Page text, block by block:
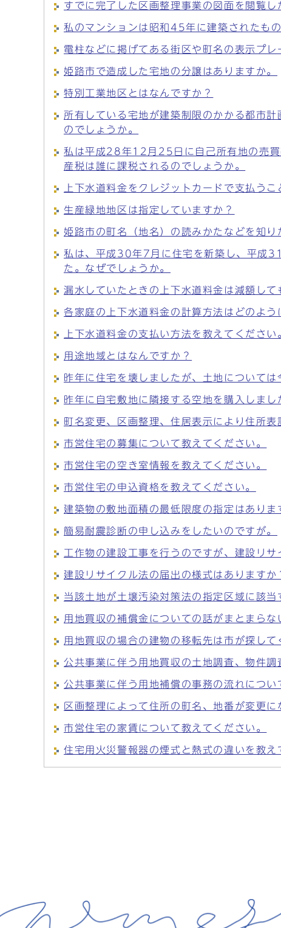
すでに完了した区画整理事業の図面を閲覧し
私のマンションは昭和45年に建築されたも
電柱などに掲げてある街区や町名の表示プ
姫路市で造成した宅地の分譲はありますか。
特別工業地区とはなんですか？
所有している宅地が建築制限のかかる都市
のでしょうか。
私は平成28年12月25日に自己所有地の売
産税は誰に課税されるのでしょうか。
上下水道料金をクレジットカードで支払うこ
生産緑地地区は指定していますか？
姫路市の町名（地名）の読みかたなどを知り
私は、平成30年7月に住宅を新築し、平成
た。なぜでしょうか。
漏水していたときの上下水道料金は減額して
各家庭の上下水道料金の計算方法はどのよう
上下水道料金の支払い方法を教えてください
用途地域とはなんですか？
昨年に住宅を壊しましたが、土地について
昨年に自宅敷地に隣接する空地を購入しま
町名変更、区画整理、住居表示により住所
市営住宅の募集について教えてください。
市営住宅の空き室情報を教えてください。
市営住宅の申込資格を教えてください。
建築物の敷地面積の最低限度の指定はありま
簡易耐震診断の申し込みをしたいのですが。
工作物の建設工事を行うのですが、建設リサ
建設リサイクル法の届出の様式はありますか
当該土地が土壌汚染対策法の指定区域に該当
用地買収の補償金についての話がまとまらな
用地買収の場合の建物の移転先は市が探して
公共事業に伴う用地買収の土地調査、物件調
公共事業に伴う用地補償の事務の流れについ
区画整理によって住所の町名、地番が変更
市営住宅の家賃について教えてください。
住宅用火災警報器の煙式と熱式の違いを教え